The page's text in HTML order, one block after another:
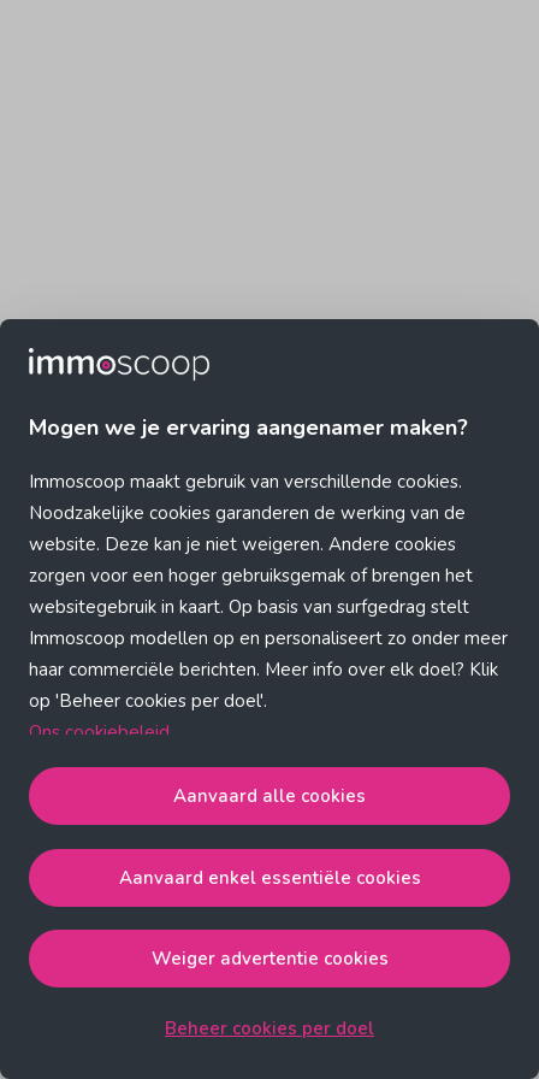
Mogen we je ervaring aangenamer maken?
Immoscoop maakt gebruik van verschillende cookies.
Noodzakelijke cookies garanderen de werking van de
website. Deze kan je niet weigeren. Andere cookies
zorgen voor een hoger gebruiksgemak of brengen het
websitegebruik in kaart. Op basis van surfgedrag stelt
Immoscoop modellen op en personaliseert zo onder meer
haar commerciële berichten. Meer info over elk doel? Klik
op 'Beheer cookies per doel'.
Ons cookiebeleid
Aanvaard alle cookiesgaat akkoord met de strict
noodzakelijke, analytische, functionele en advertentie
cookies.
de strict noodzakelijke cookies.
Weiger advertentie cookiesgaat akkoord met de strict
Aanvaard alle cookies
Aanvaard enkel essentiële cookies
Weiger advertentie cookies
Beheer cookies per doel
Application error: a client-side exception has occurred (see the
browser console for more information)